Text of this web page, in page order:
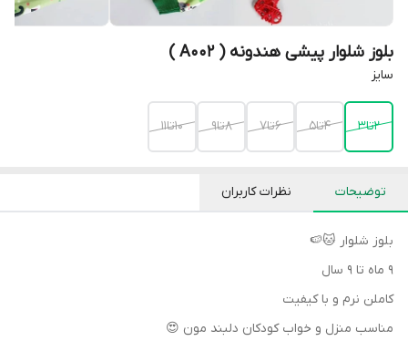
بلوز شلوار پیشی هندونه ( A002 )
سایز
۲تا۳ ۴تا۵ ۶تا۷ ۸تا۹ ۱۰تا۱۱
توضیحات نظرات کاربران
بلوز شلوار 🐱🍉
۹ ماه تا ۹ سال
کاملن نرم و با کیفیت
مناسب منزل و خواب کودکان دلبند مون 😍